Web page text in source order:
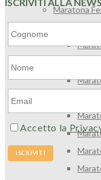
Maratona
Accetto la